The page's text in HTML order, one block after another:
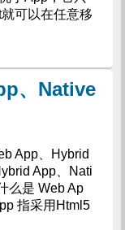
可以在任意移
、Native
App、Hybrid
App、Nati
么是 Web Ap
指采用Html5